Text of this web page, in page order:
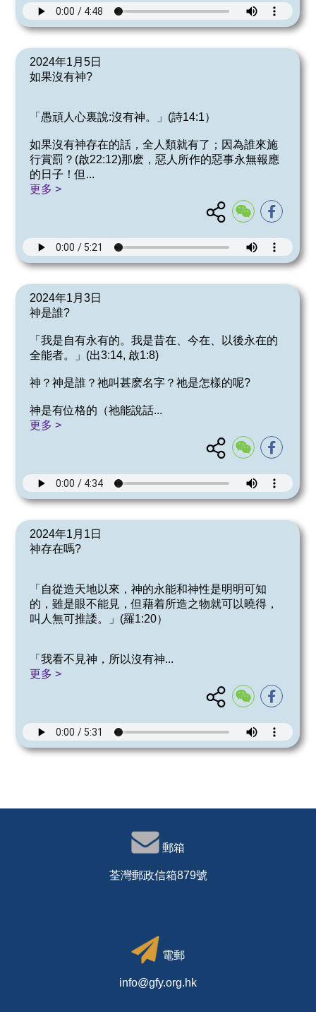
2024年1月5日
如果沒有神?
「愚頑人心裏說:沒有神。」(詩14:1）
如果沒有神存在的話，全人類就有了；因為誰來施
行賞罰？(啟22:12)那麽，惡人所作的惡事永無報應
的日子！但 ...
更多 >
2024年1月3日
神是誰?
「我是自有永有的。我是昔在、今在、以後永在的
全能者。」(出3:14, 啟1:8)
神？神是誰？祂叫甚麽名字？祂是怎樣的呢?
神是有位格的（祂能說話...
更多 >
2024年1月1日
神存在嗎?
「自從造天地以來，神的永能和神性是明明可知
的，雖是眼不能見，但藉着所造之物就可以曉得，
叫人無可推諉。」(羅1:20）
「我看不見神，所以沒有神...
更多 >
郵箱
荃灣郵政信箱879號
電郵
info@gfy.org.hk